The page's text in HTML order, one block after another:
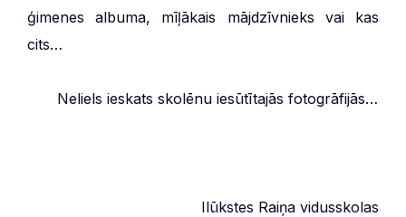
ģimenes albuma, mīļākais mājdzīvnieks vai kas
cits…
Neliels ieskats skolēnu iesūtītajās fotogrāfijās…
Ilūkstes Raiņa vidusskolas